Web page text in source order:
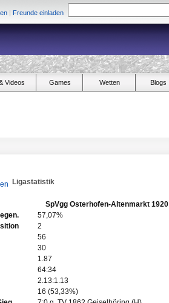
| Freunde einladen
Videos Games Wetten Blogs
Ligastatistik
SpVgg Osterhofen-Altenmarkt 1920
57,07%
2
56
30
1.87
64:34
2.13:1.13
16 (53,33%)